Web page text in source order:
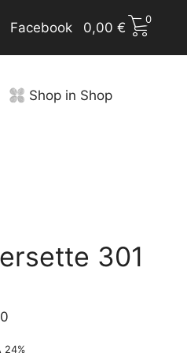
Facebook 0,00 €
0
Shop in Shop
301
24%